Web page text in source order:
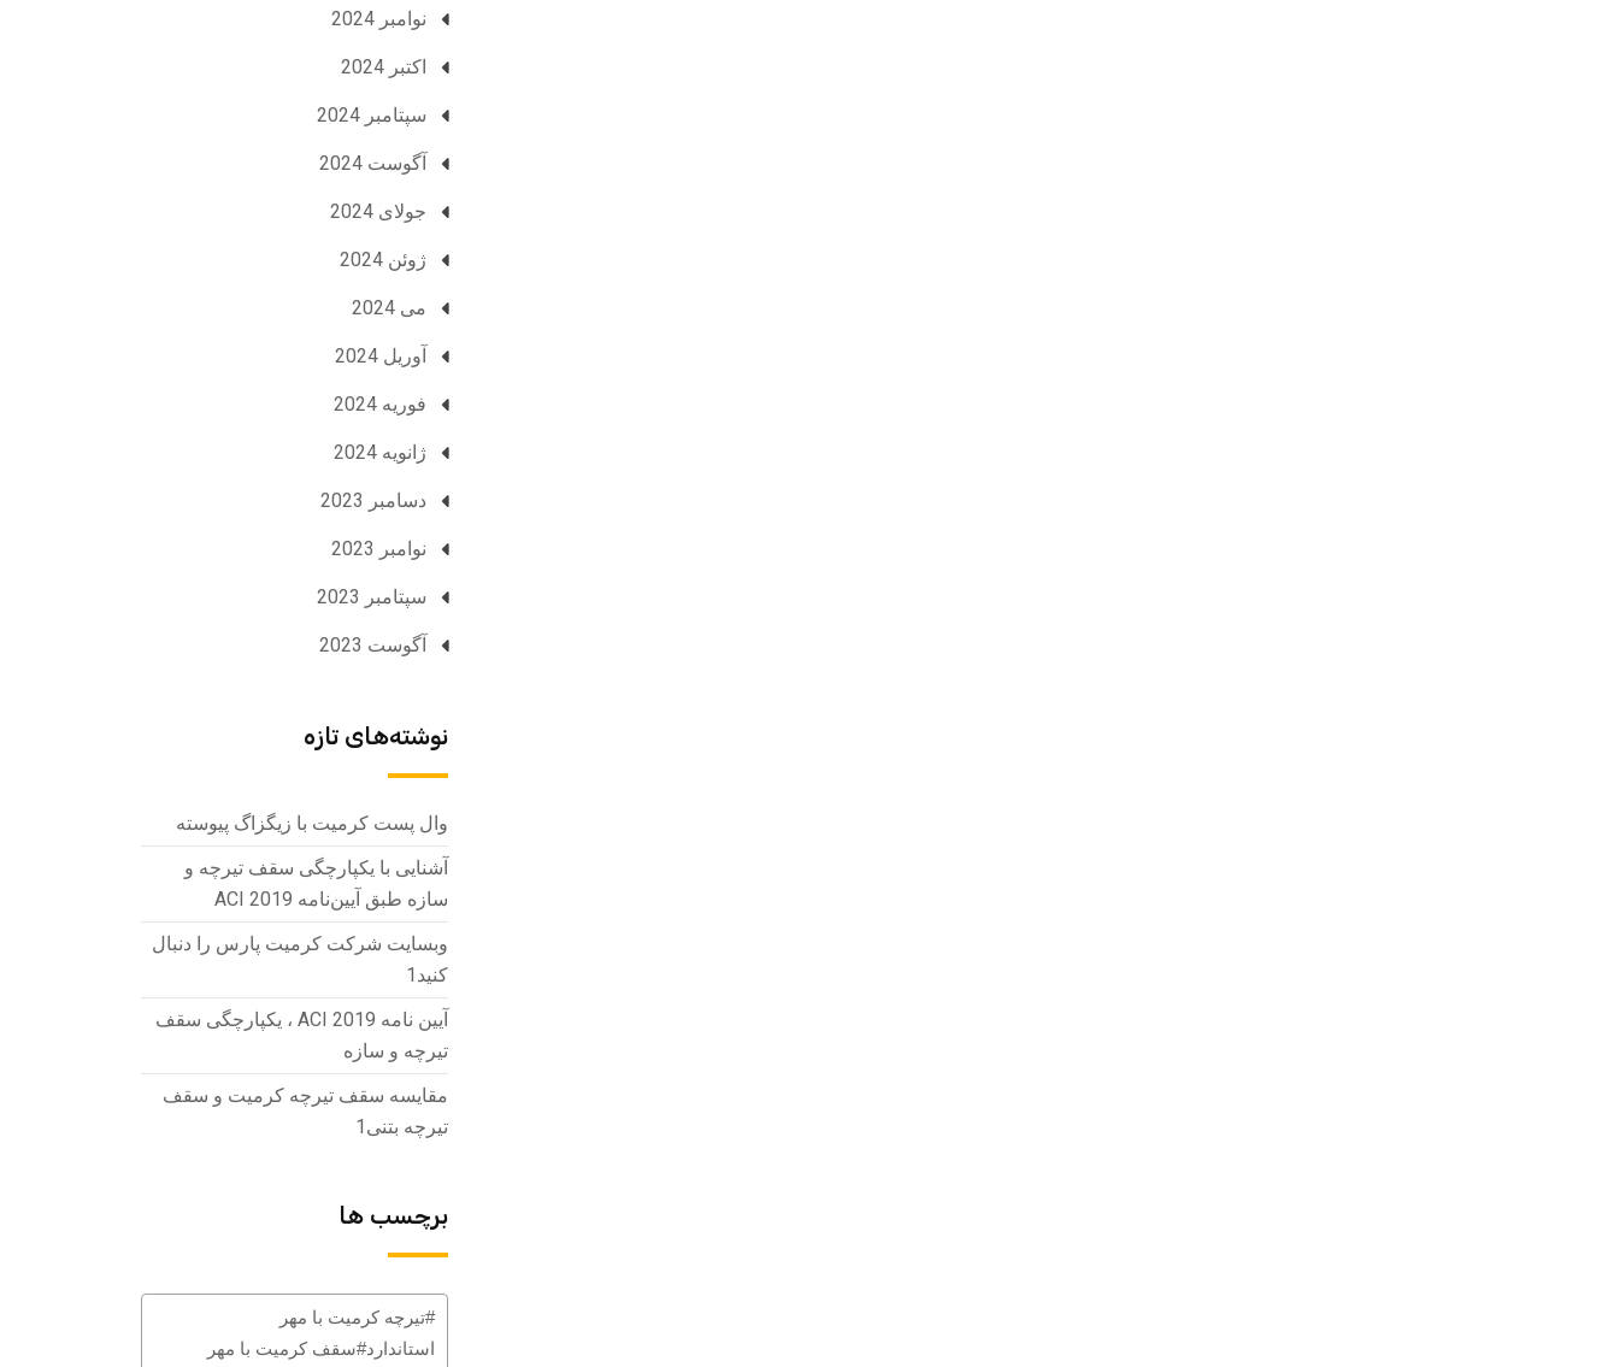
نوامبر 2024
اکتبر 2024
سپتامبر 2024
آگوست 2024
جولای 2024
ژوئن 2024
می 2024
آوریل 2024
فوریه 2024
ژانویه 2024
دسامبر 2023
نوامبر 2023
سپتامبر 2023
آگوست 2023
نوشته‌های تازه
وال پست کرمیت با زیگزاگ پیوسته
آشنایی با یکپارچگی سقف تیرچه و
سازه طبق آیین‌نامه ACI 2019
وبسایت شرکت کرمیت پارس را دنبال
کنید1
آیین نامه ACI 2019 ، یکپارچگی سقف
تیرچه و سازه
مقایسه سقف تیرچه کرمیت و سقف
تیرچه بتنی1
برچسب ها
#تیرچه کرمیت با مهر
استاندارد#سقف کرمیت با مهر